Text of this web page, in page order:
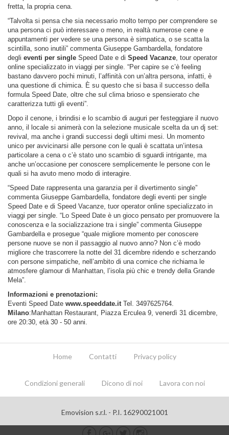
fretta, la propria cena.
“Talvolta si pensa che sia necessario molto tempo per comprendere se
una persona ci può interessare o meno, in realtà numerose cene e
appuntamenti per vedere se una persona è simpatica, o se scatta la
scintilla, sono inutili” commenta Giuseppe Gambardella, fondatore
degli eventi per single Speed Date e di Speed Vacanze, tour operator
online specializzato in viaggi per single. “Per capire se c’è feeling
bastano davvero pochi minuti, l’affinità con un’altra persona, infatti, è
una questione di chimica. È su questo che si basa il successo della
formula Speed Date, oltre che sul clima brioso e spensierato che
caratterizza tutti gli eventi”.
Dopo il cenone, i brindisi e lo scambio di auguri per festeggiare il nuovo
anno, il locale si animerà con la selezione musicale scelta da un dj set:
revival, ma anche i grandi successi degli ultimi mesi. Un momento
unico per avvicinarsi alle persone con le quali è scattata un’intesa
particolare a cena o c’è stato uno scambio di sguardi intrigante, ma
anche un’occasione per conoscere semplicemente le persone con le
quali si ha avuto meno modo di interagire.
“Speed Date rappresenta una garanzia per il divertimento single”
commenta Giuseppe Gambardella, fondatore degli eventi per single
Speed Date e di Speed Vacanze, tuor operator online specializzato in
viaggi per single. “Lo Speed Date è un gioco pensato per promuovere la
conoscenza e la socializzazione tra i single” commenta Giuseppe
Gambardella e prosegue “quale migliore momento per conoscere
persone nuove se non il passaggio al nuovo anno? Non c’è modo
migliore che trascorrere la notte del 31 dicembre ridendo e scherzando
con persone simpatiche, nell’ambito di una cornice che richiama le
atmosfere glamour di Manhattan, l’isola più chic e trendy della Grande
Mela”.
Informazioni e prenotazioni:
Eventi Speed Date www.speeddate.itTel. 3497625764.
Milano:Manhattan Restaurant, Piazza Erculea 9, venerdì 31 dicembre,
ore 20:30, età 30 - 50 anni.
Home Contatti Privacy policy
Condizioni generali Dicono di noi Lavora con noi
Emovision s.r.l. - P.I. 16290021001